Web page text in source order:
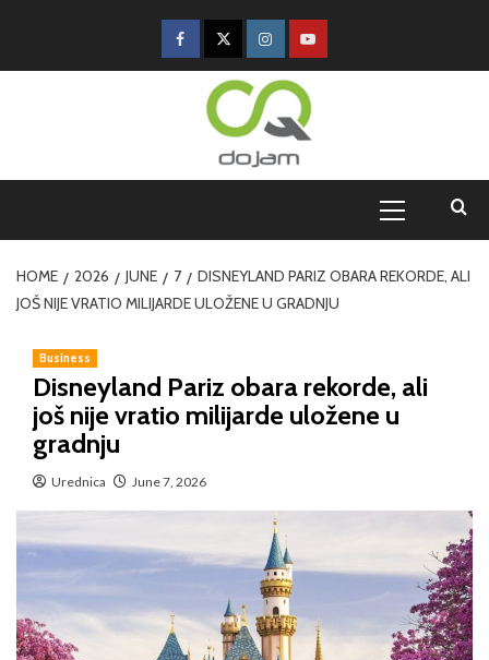
HOME 2026 JUNE 7
DISNEYLAND PARIZ OBARA REKORDE, ALI
JOŠ NIJE VRATIO MILIJARDE ULOŽENE U GRADNJU
Business
Disneyland Pariz obara rekorde, ali
još nije vratio milijarde uložene u
gradnju
Urednica June 7, 2026